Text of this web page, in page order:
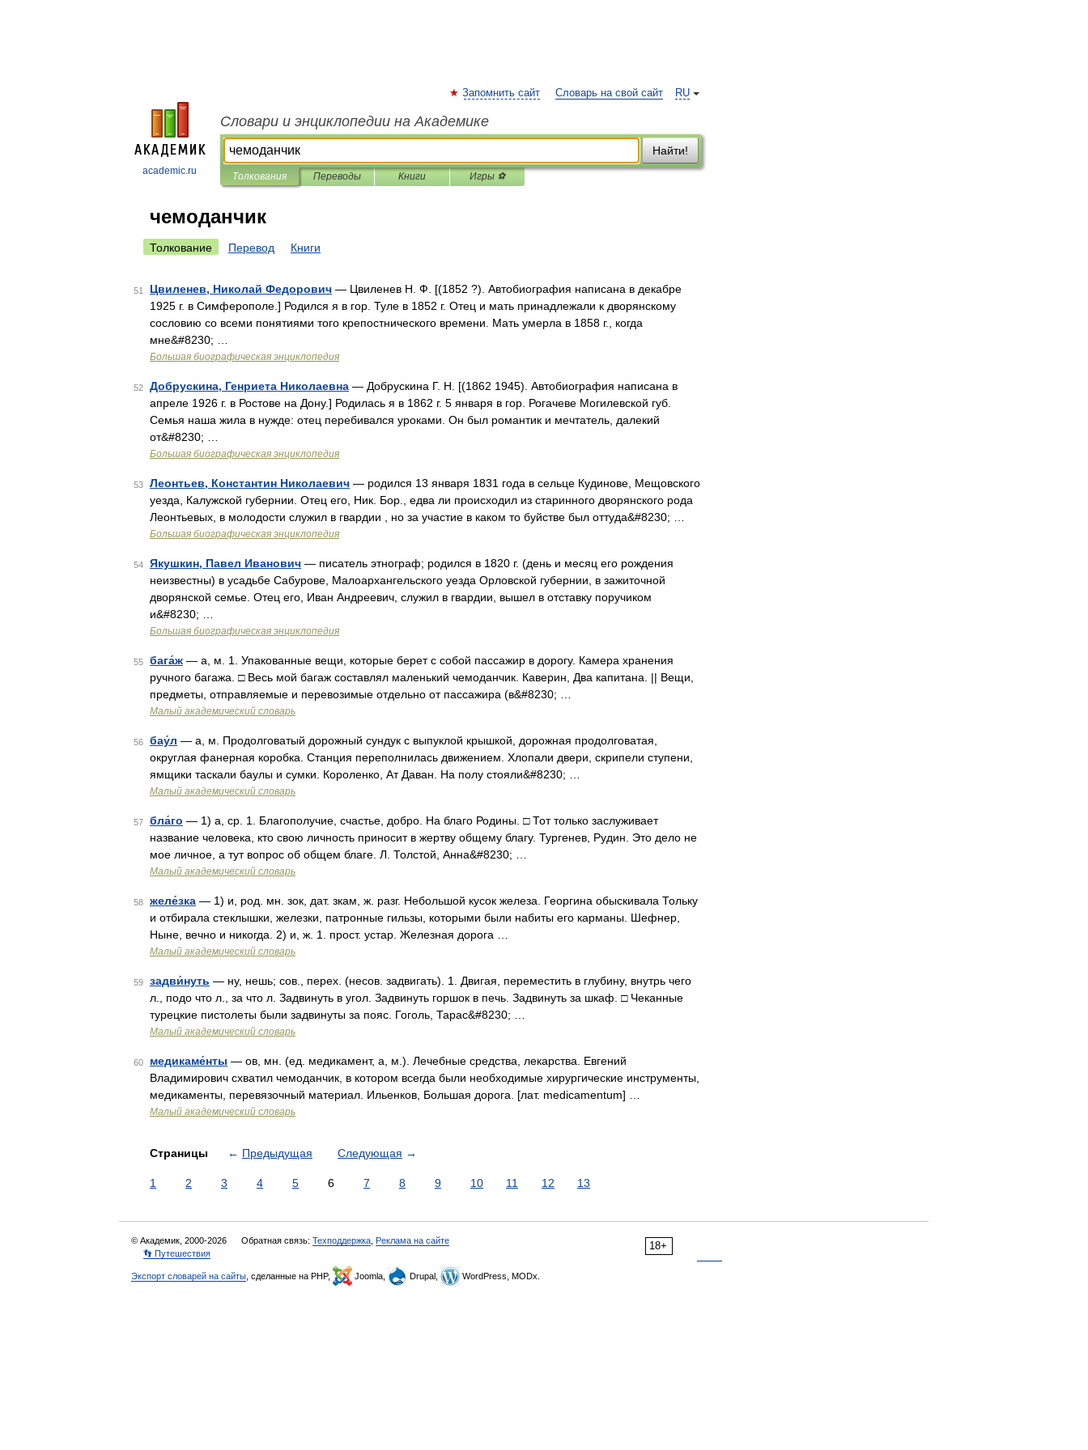
academic.ru
RU
Запомнить сайт Словарь на свой сайт
Словари и энциклопедии на Академике
Найти!
Толкования Переводы Книги Игры ⚽
чемоданчик
Толкование Перевод Книги
51 Цвиленев, Николай Федорович — Цвиленев Н. Ф. [(1852 ?). Автобиография написана в декабре
1925 г. в Симферополе.] Родился я в гор. Туле в 1852 г. Отец и мать принадлежали к дворянскому
сословию со всеми понятиями того крепостнического времени. Мать умерла в 1858 г., когда
мне&#8230; …
Большая биографическая энциклопедия
52 Добрускина, Генриета Николаевна — Добрускина Г. Н. [(1862 1945). Автобиография написана в
апреле 1926 г. в Ростове на Дону.] Родилась я в 1862 г. 5 января в гор. Рогачеве Могилевской губ.
Семья наша жила в нужде: отец перебивался уроками. Он был романтик и мечтатель, далекий
от&#8230; …
Большая биографическая энциклопедия
53 Леонтьев, Константин Николаевич — родился 13 января 1831 года в сельце Кудинове, Мещовского
уезда, Калужской губернии. Отец его, Ник. Бор., едва ли происходил из старинного дворянского рода
Леонтьевых, в молодости служил в гвардии , но за участие в каком то буйстве был оттуда&#8230; …
Большая биографическая энциклопедия
54 Якушкин, Павел Иванович — писатель этнограф; родился в 1820 г. (день и месяц его рождения
неизвестны) в усадьбе Сабурове, Малоархангельского уезда Орловской губернии, в зажиточной
дворянской семье. Отец его, Иван Андреевич, служил в гвардии, вышел в отставку поручиком
и&#8230; …
Большая биографическая энциклопедия
55 бага́ж — а, м. 1. Упакованные вещи, которые берет с собой пассажир в дорогу. Камера хранения
ручного багажа. □ Весь мой багаж составлял маленький чемоданчик. Каверин, Два капитана. || Вещи,
предметы, отправляемые и перевозимые отдельно от пассажира (в&#8230; …
Малый академический словарь
56 бау́л — а, м. Продолговатый дорожный сундук с выпуклой крышкой, дорожная продолговатая,
округлая фанерная коробка. Станция переполнилась движением. Хлопали двери, скрипели ступени,
ямщики таскали баулы и сумки. Короленко, Ат Даван. На полу стояли&#8230; …
Малый академический словарь
57 бла́го — 1) а, ср. 1. Благополучие, счастье, добро. На благо Родины. □ Тот только заслуживает
название человека, кто свою личность приносит в жертву общему благу. Тургенев, Рудин. Это дело не
мое личное, а тут вопрос об общем благе. Л. Толстой, Анна&#8230; …
Малый академический словарь
58 желе́зка — 1) и, род. мн. зок, дат. зкам, ж. разг. Небольшой кусок железа. Георгина обыскивала Тольку
и отбирала стеклышки, железки, патронные гильзы, которыми были набиты его карманы. Шефнер,
Ныне, вечно и никогда. 2) и, ж. 1. прост. устар. Железная дорога …
Малый академический словарь
59 задви́нуть — ну, нешь; сов., перех. (несов. задвигать). 1. Двигая, переместить в глубину, внутрь чего
л., подо что л., за что л. Задвинуть в угол. Задвинуть горшок в печь. Задвинуть за шкаф. □ Чеканные
турецкие пистолеты были задвинуты за пояс. Гоголь, Тарас&#8230; …
Малый академический словарь
60 медикаме́нты — ов, мн. (ед. медикамент, а, м.). Лечебные средства, лекарства. Евгений
Владимирович схватил чемоданчик, в котором всегда были необходимые хирургические инструменты,
медикаменты, перевязочный материал. Ильенков, Большая дорога. [лат. medicamentum] …
Малый академический словарь
Страницы ← Предыдущая Следующая →
1 2 3 4 5 6 7 8 9 10 11 12 13
18+
© Академик, 2000-2026 Обратная связь: Техподдержка Реклама на сайте
👣 Путешествия
Экспорт словарей на сайты , сделанные на PHP, Joomla, Drupal, WordPress, MODx.